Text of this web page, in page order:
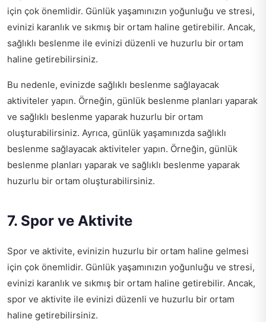
için çok önemlidir. Günlük yaşamınızın yoğunluğu ve stresi,
evinizi karanlık ve sıkmış bir ortam haline getirebilir. Ancak,
sağlıklı beslenme ile evinizi düzenli ve huzurlu bir ortam
haline getirebilirsiniz.
Bu nedenle, evinizde sağlıklı beslenme sağlayacak
aktiviteler yapın. Örneğin, günlük beslenme planları yaparak
ve sağlıklı beslenme yaparak huzurlu bir ortam
oluşturabilirsiniz. Ayrıca, günlük yaşamınızda sağlıklı
beslenme sağlayacak aktiviteler yapın. Örneğin, günlük
beslenme planları yaparak ve sağlıklı beslenme yaparak
huzurlu bir ortam oluşturabilirsiniz.
7. Spor ve Aktivite
Spor ve aktivite, evinizin huzurlu bir ortam haline gelmesi
için çok önemlidir. Günlük yaşamınızın yoğunluğu ve stresi,
evinizi karanlık ve sıkmış bir ortam haline getirebilir. Ancak,
spor ve aktivite ile evinizi düzenli ve huzurlu bir ortam
haline getirebilirsiniz.